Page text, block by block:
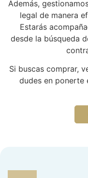
Además,
legal de manera
Estarás
desde la búsqueda
Si buscas comprar,
dudes en ponerte